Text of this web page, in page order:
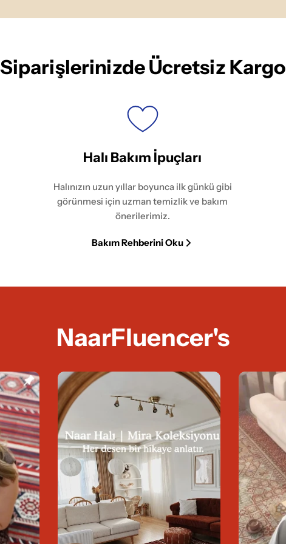
Siparişlerinizde Ücretsiz Kargo
Halı Bakım İpuçları
Halınızın uzun yıllar boyunca ilk günkü gibi
görünmesi için uzman temizlik ve bakım
önerilerimiz.
Bakım Rehberini Oku
NaarFluencer's